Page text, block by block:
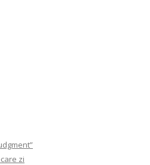
zi